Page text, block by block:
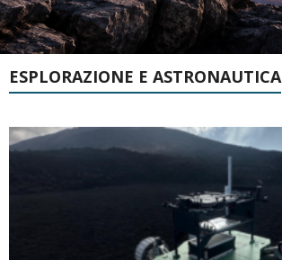
ESPLORAZIONE E ASTRONAUTICA